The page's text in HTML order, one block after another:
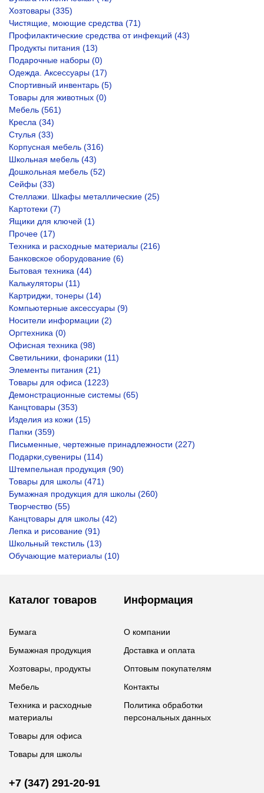
Хозтовары (335)
Чистящие, моющие средства (71)
Профилактические средства от инфекций (43)
Продукты питания (13)
Подарочные наборы (0)
Одежда. Аксессуары (17)
Спортивный инвентарь (5)
Товары для животных (0)
Мебель (561)
Кресла (34)
Стулья (33)
Корпусная мебель (316)
Школьная мебель (43)
Дошкольная мебель (52)
Сейфы (33)
Стеллажи. Шкафы металлические (25)
Картотеки (7)
Ящики для ключей (1)
Прочее (17)
Техника и расходные материалы (216)
Банковское оборудование (6)
Бытовая техника (44)
Калькуляторы (11)
Картриджи, тонеры (14)
Компьютерные аксессуары (9)
Носители информации (2)
Оргтехника (0)
Офисная техника (98)
Светильники, фонарики (11)
Элементы питания (21)
Товары для офиса (1223)
Демонстрационные системы (65)
Канцтовары (353)
Изделия из кожи (15)
Папки (359)
Письменные, чертежные принадлежности (227)
Подарки,сувениры (114)
Штемпельная продукция (90)
Товары для школы (471)
Бумажная продукция для школы (260)
Творчество (55)
Канцтовары для школы (42)
Лепка и рисование (91)
Школьный текстиль (13)
Обучающие материалы (10)
Каталог товаров
Бумага
Бумажная продукция
Хозтовары, продукты
Мебель
Техника и расходные
материалы
Товары для офиса
Товары для школы
Информация
О компании
Доставка и оплата
Оптовым покупателям
Контакты
Политика обработки
персональных данных
+7 (347) 291-20-91